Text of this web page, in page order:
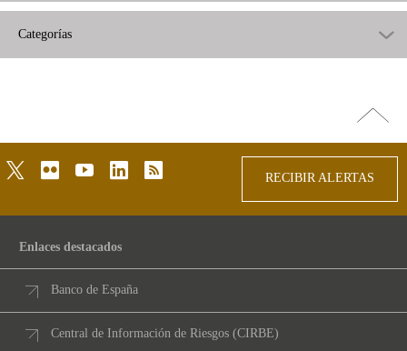
Categorías
arriba
twitterflickr youtubelinkedinrss
RECIBIR ALERTAS
Enlaces destacados
Banco de España
Central de Información de Riesgos (CIRBE)